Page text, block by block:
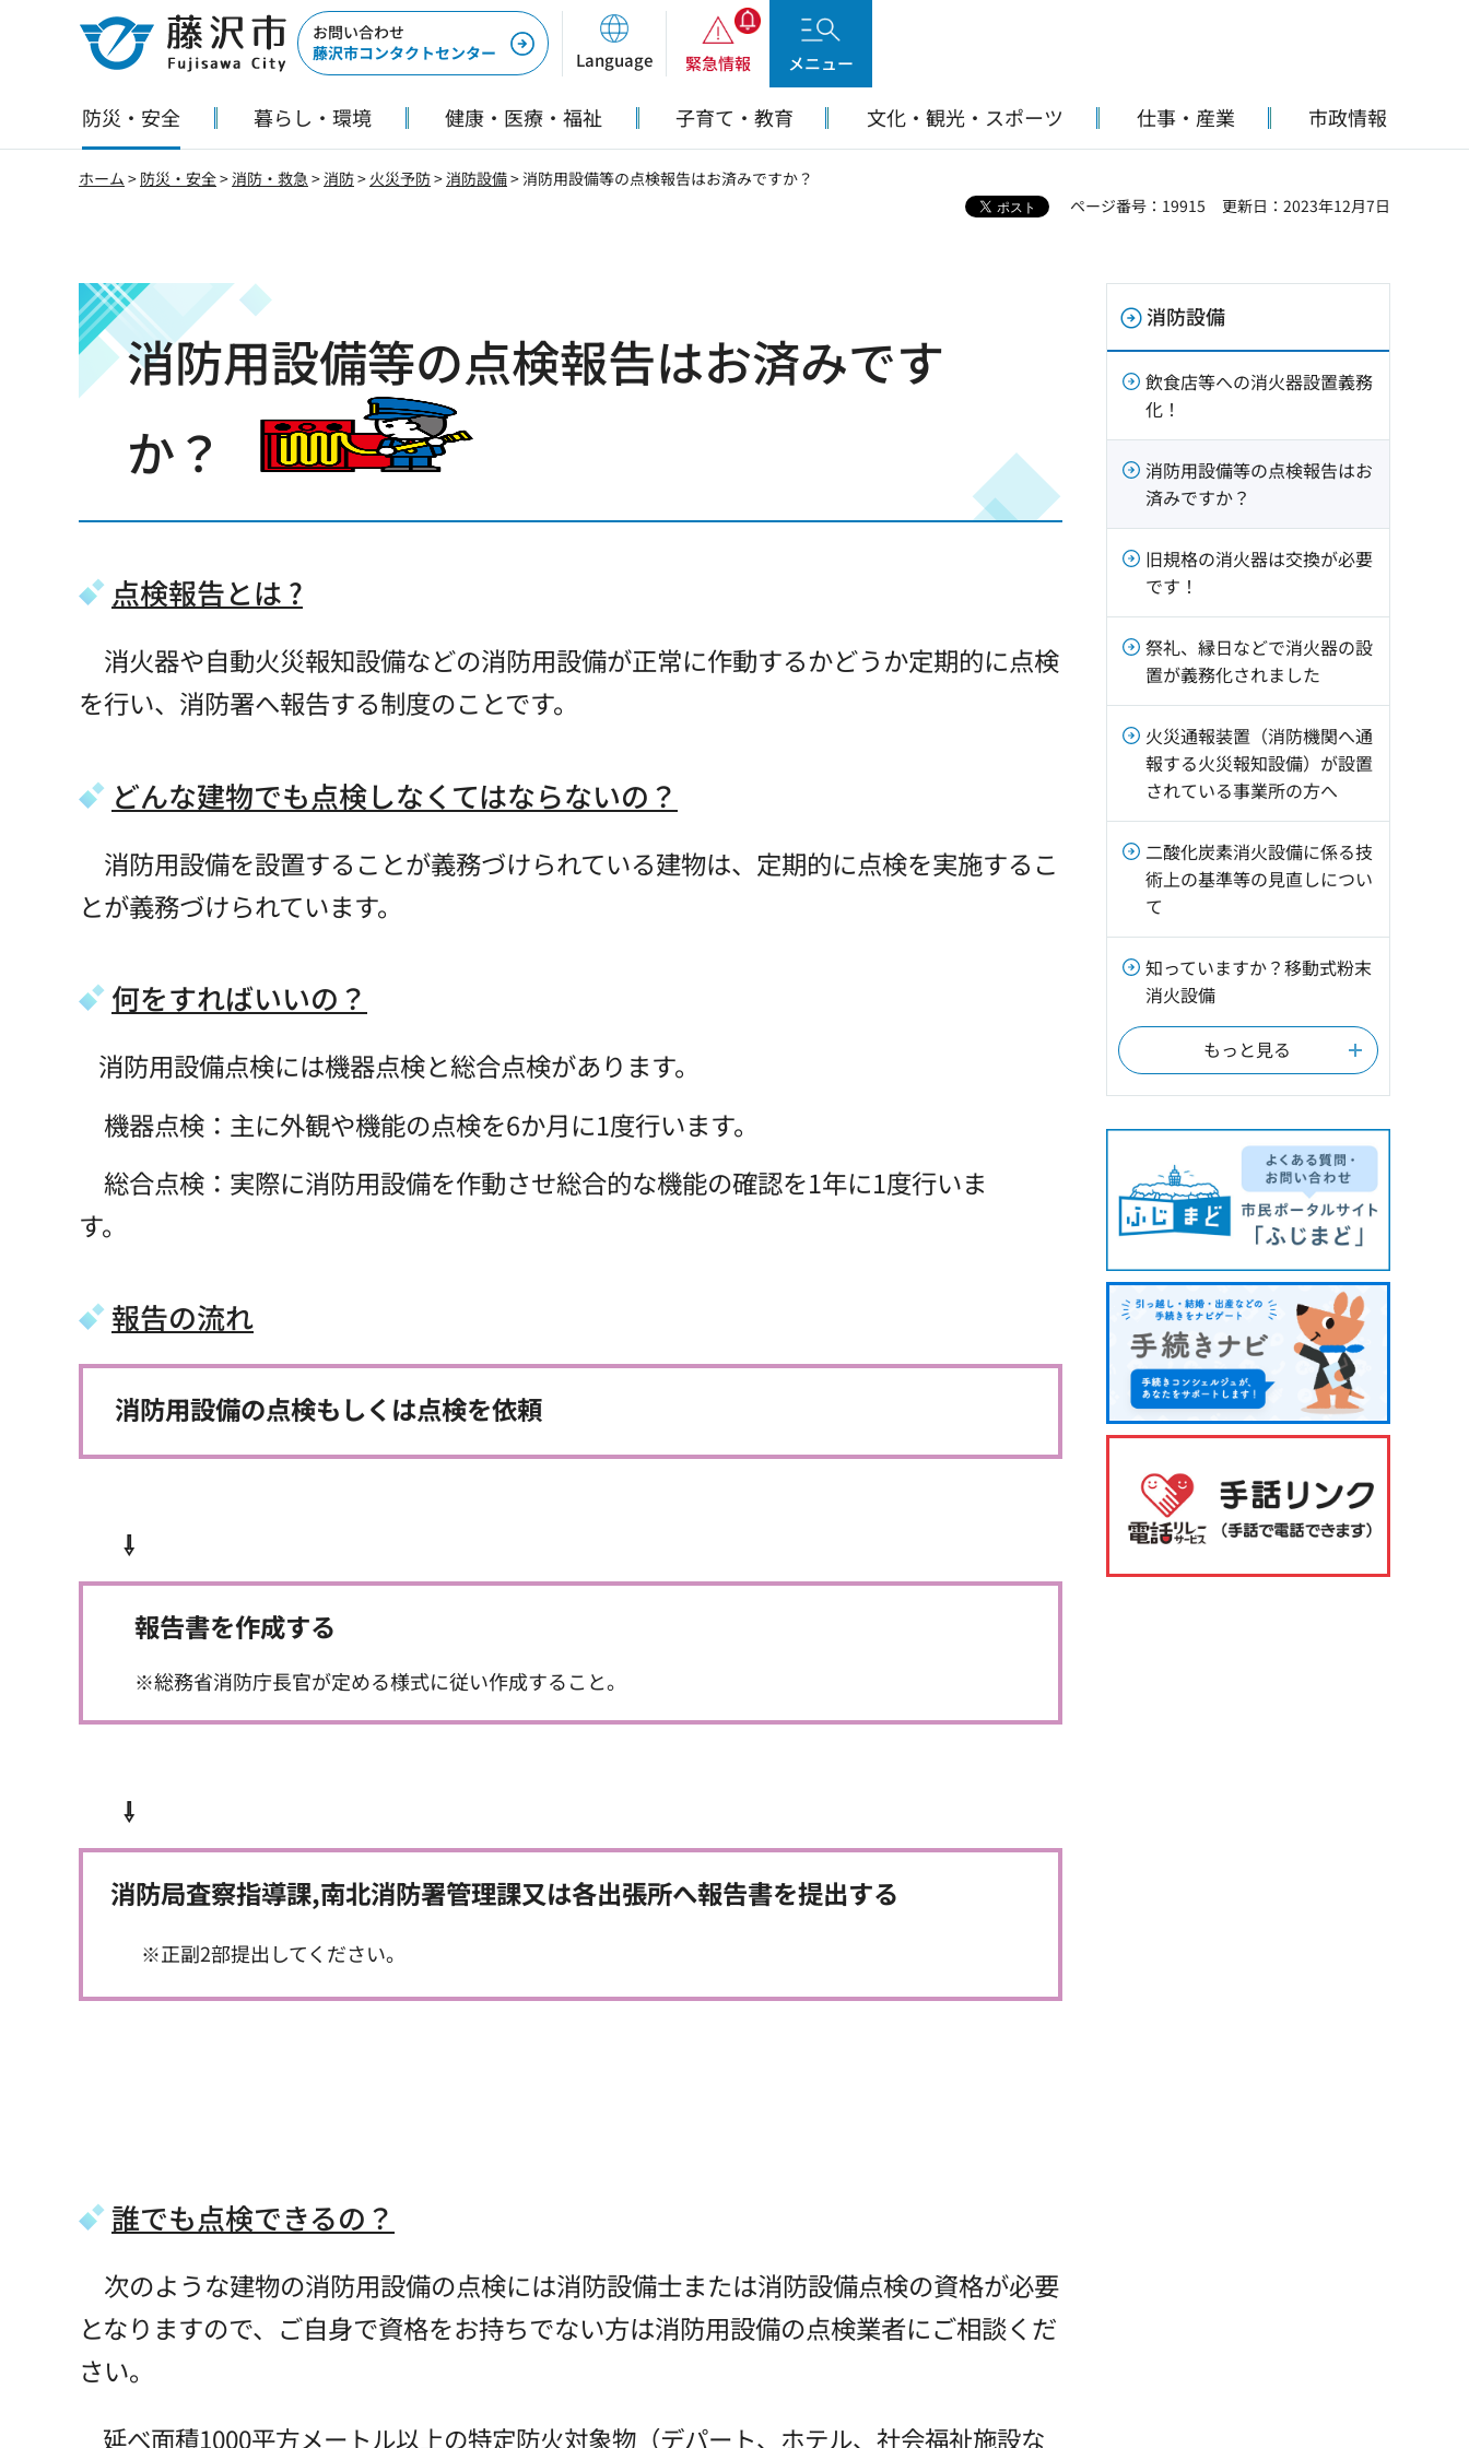
藤沢市
お問い合わせ
藤沢市コンタクトセンター
Language 緊急情報 メニュー
防災・安全 暮らし・環境 健康・医療・福祉 子育て・教育 文化・観光・スポーツ 仕事・産業 市政情報
ホーム > 防災・安全>消防・救急>消防> 火災予防>消防設備> 消防用設備等の点検報告はお済みですか？
ページ番号：19915
更新日：2023年12月7日
消防用設備等の点検報告はお済みです
か？
点検報告とは ?
消火器や自動火災報知設備などの消防用設備が正常に作動するかどうか定期的に点検
を行い、消防署へ報告する制度のことです。
どんな建物でも点検しなくてはならないの？
消防用設備を設置することが義務づけられている建物は、定期的に点検を実施するこ
とが義務づけられています。
何をすればいいの？
消防用設備点検には機器点検と総合点検があります。
機器点検：主に外観や機能の点検を6か月に1度行います。
総合点検：実際に消防用設備を作動させ総合的な機能の確認を1年に1度行いま
す。
報告の流れ
消防用設備の点検もしくは点検を依頼
⇩
報告書を作成する
※総務省消防庁長官が定める様式に従い作成すること。
⇩
消防局査察指導課,南北消防署管理課又は各出張所へ報告書を提出する
※正副2部提出してください。
誰でも点検できるの？
次のような建物の消防用設備の点検には消防設備士または消防設備点検の資格が必要
となりますので、ご自身で資格をお持ちでない方は消防用設備の点検業者にご相談くだ
さい。
延べ面積1000平方メートル以上の特定防火対象物（デパート、ホテル、社会福祉施設な
消防設備
飲食店等への消火器設置義務
化！
消防用設備等の点検報告はお
済みですか？
旧規格の消火器は交換が必要
です！
祭礼、縁日などで消火器の設
置が義務化されました
火災通報装置（消防機関へ通
報する火災報知設備）が設置
されている事業所の方へ
二酸化炭素消火設備に係る技
術上の基準等の見直しについ
て
知っていますか？移動式粉末
消火設備
もっと見る